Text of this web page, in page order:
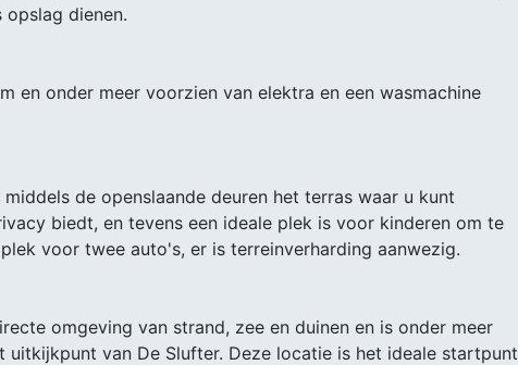
dienen.
en onder meer voorzien van elektra en een wasmachine
de openslaande deuren het terras waar u kunt
biedt, en tevens een ideale plek is voor kinderen om te
voor twee auto's, er is terreinverharding aanwezig.
omgeving van strand, zee en duinen en is onder meer
uitkijkpunt van De Slufter. Deze locatie is het ideale startpunt